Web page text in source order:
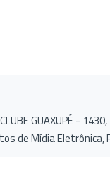
GUAXUPÉ -
de Mídia Eletrônica,